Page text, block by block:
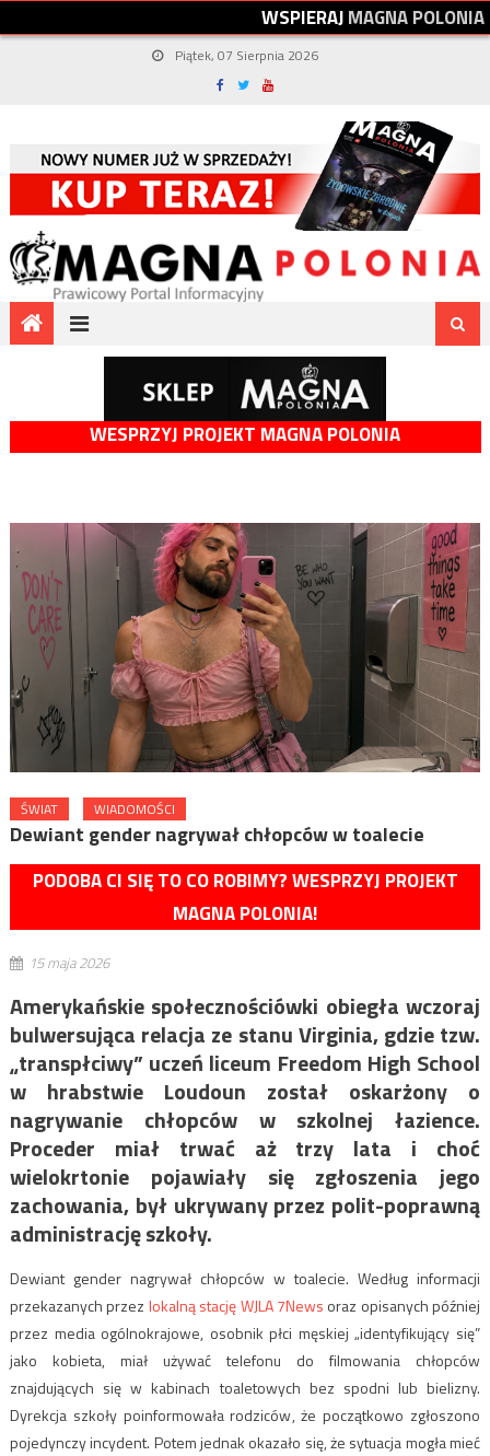
WSPIERAJMAGNAPOLONIA
Piątek, 07 Sierpnia 2026
WESPRZYJ PROJEKT MAGNA POLONIA
ŚWIAT WIADOMOŚCI
Dewiant gender nagrywał chłopców w toalecie
PODOBA CI SIĘ TO CO ROBIMY? WESPRZYJ PROJEKT
MAGNA POLONIA!
15 maja 2026
Amerykańskie społecznościówki obiegła wczoraj
bulwersująca relacja ze stanuVirginia, gdzie tzw.
„transpłciwy” uczeń liceum Freedom High School
w hrabstwie Loudoun został oskarżony o
nagrywanie chłopców w szkolnej łazience.
Proceder miał trwać aż trzy lata i choć
wielokrtonie pojawiały się zgłoszenia jego
zachowania, był ukrywany przez polit-poprawną
administrację szkoły.
Dewiant gender nagrywał chłopców w toalecie. Według informacji
przekazanych przez lokalną stację WJLA 7News oraz opisanych później
przez media ogólnokrajowe, osobnik płci męskiej „identyfikujący się”
jako kobieta, miał używać telefonu do filmowania chłopców
znajdujących się w kabinach toaletowych bez spodni lub bielizny.
Dyrekcja szkoły poinformowała rodziców, że początkowo zgłoszono
pojedynczy incydent. Potem jednak okazało się, że sytuacja mogła mieć